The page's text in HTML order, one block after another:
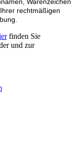
Warenzeichen
rechtmäßigen
finden Sie
und zur